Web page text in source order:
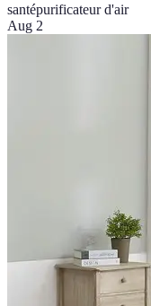
santépurificateur d'air
Aug 2